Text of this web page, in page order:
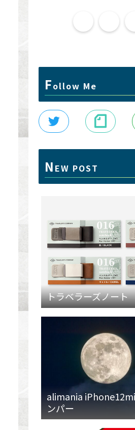
Follow Me
N EW POST
トラベラーズノート
alimania
ンパー